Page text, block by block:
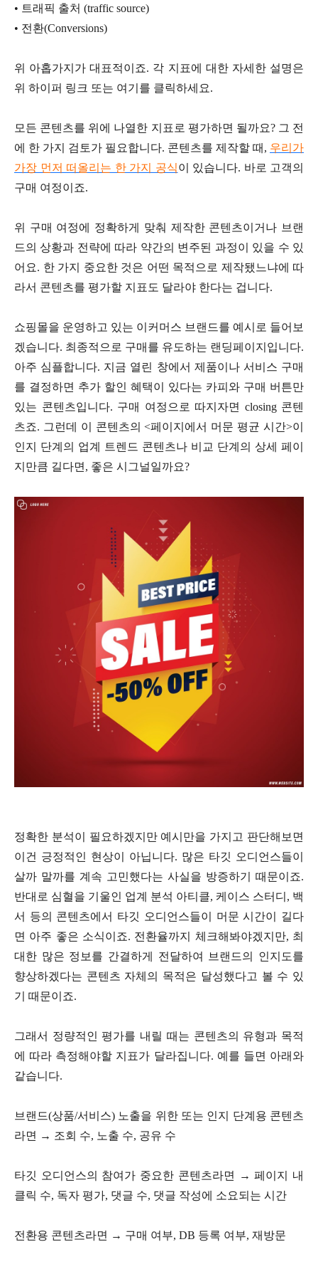
• 트래픽 출처 (traffic source)
• 전환(Conversions)
위 아홉가지가 대표적이죠. 각 지표에 대한 자세한 설명은
위 하이퍼 링크 또는 여기를 클릭하세요.
모든 콘텐츠를 위에 나열한 지표로 평가하면 될까요? 그 전
에 한 가지 검토가 필요합니다. 콘텐츠를 제작할 때, 우리가
가장 먼저 떠올리는 한 가지 공식이 있습니다. 바로 고객의
구매 여정이죠.
위 구매 여정에 정확하게 맞춰 제작한 콘텐츠이거나 브랜
드의 상황과 전략에 따라 약간의 변주된 과정이 있을 수 있
어요. 한 가지 중요한 것은 어떤 목적으로 제작됐느냐에 따
라서 콘텐츠를 평가할 지표도 달라야 한다는 겁니다.
쇼핑몰을 운영하고 있는 이커머스 브랜드를 예시로 들어보
겠습니다. 최종적으로 구매를 유도하는 랜딩페이지입니다.
아주 심플합니다. 지금 열린 창에서 제품이나 서비스 구매
를 결정하면 추가 할인 혜택이 있다는 카피와 구매 버튼만
있는 콘텐츠입니다. 구매 여정으로 따지자면 closing 콘텐
츠죠. 그런데 이 콘텐츠의 <페이지에서 머문 평균 시간>이
인지 단계의 업계 트렌드 콘텐츠나 비교 단계의 상세 페이
지만큼 길다면, 좋은 시그널일까요?
정확한 분석이 필요하겠지만 예시만을 가지고 판단해보면
이건 긍정적인 현상이 아닙니다. 많은 타깃 오디언스들이
살까 말까를 계속 고민했다는 사실을 방증하기 때문이죠.
반대로 심혈을 기울인 업계 분석 아티클, 케이스 스터디, 백
서 등의 콘텐츠에서 타깃 오디언스들이 머문 시간이 길다
면 아주 좋은 소식이죠. 전환율까지 체크해봐야겠지만, 최
대한 많은 정보를 간결하게 전달하여 브랜드의 인지도를
향상하겠다는 콘텐츠 자체의 목적은 달성했다고 볼 수 있
기 때문이죠.
그래서 정량적인 평가를 내릴 때는 콘텐츠의 유형과 목적
에 따라 측정해야할 지표가 달라집니다. 예를 들면 아래와
같습니다.
브랜드(상품/서비스) 노출을 위한 또는 인지 단계용 콘텐츠
라면 → 조회 수, 노출 수, 공유 수
타깃 오디언스의 참여가 중요한 콘텐츠라면 → 페이지 내
클릭 수, 독자 평가, 댓글 수, 댓글 작성에 소요되는 시간
전환용 콘텐츠라면 → 구매 여부, DB 등록 여부, 재방문